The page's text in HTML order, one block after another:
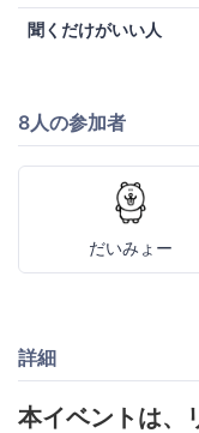
聞くだけがいい人
8人の参加者
だいみょー
詳細
本イベントは、